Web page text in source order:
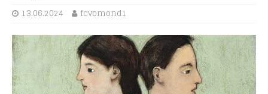
13.06.2024 fcvomond1